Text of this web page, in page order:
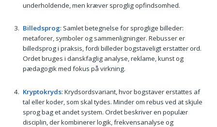
underholdende, men kræver sproglig opfindsomhed.
Billedsprog: Samlet betegnelse for sproglige billeder:
metaforer, symboler og sammenligninger. Rebusser er
billedsprog i praksis, fordi billeder bogstaveligt erstatter ord.
Ordet bruges i danskfaglig analyse, reklame, kunst og
pædagogik med fokus på virkning.
Kryptokryds: Krydsordsvariant, hvor bogstaver erstattes af
tal eller koder, som skal tydes. Minder om rebus ved at skjule
sprog bag et andet system. Ordet beskriver en populær
disciplin, der kombinerer logik, frekvensanalyse og